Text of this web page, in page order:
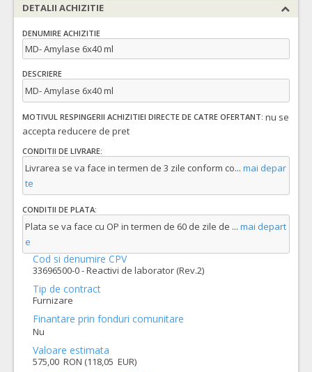
DETALII ACHIZITIE
DENUMIRE ACHIZITIE
MD- Amylase 6x40 ml
DESCRIERE
MD- Amylase 6x40 ml
MOTIVUL RESPINGERII ACHIZITIEI DIRECTE DE CATRE OFERTANT: nu se
accepta reducere de pret
CONDITII DE LIVRARE:
Livrarea se va face in termen de 3 zile conform co... mai depar
te
CONDITII DE PLATA:
Plata se va face cu OP in termen de 60 de zile de ... mai depart
e
Cod si denumire CPV
33696500-0 - Reactivi de laborator (Rev.2)
Tip de contract
Furnizare
Finantare prin fonduri comunitare
Nu
Valoare estimata
575,00 RON (118,05 EUR)